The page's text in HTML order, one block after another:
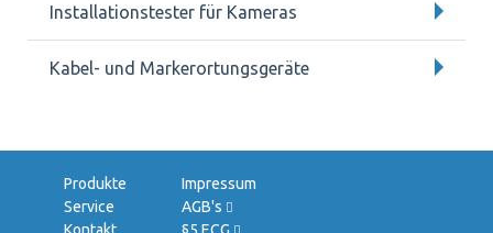
Installationstester für Kameras
Kabel- und Markerortungsgeräte
Navigation
überspringen
Impressum
AGB's
§5 ECG
Navigation
überspringen
Produkte
Service
Kontakt